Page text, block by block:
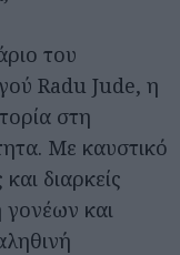
του
Radu Jude, η
στη
Με καυστικό
διαρκείς
γονέων και